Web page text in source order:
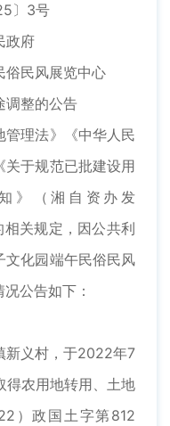
〕3号
府
民风展览中心
整的公告
理法》《中华人民
于规范已批建设用
》（湘自资办发
关规定，因公共利
文化园端午民俗民风
公告如下：
义村，于2022年7
得农用地转用、土地
）政国土字第812